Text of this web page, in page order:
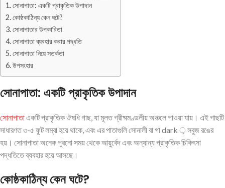
সোনাপাতা: একটি প্রাকৃতিক উপাদান
কোষ্ঠকাঠিন্য কেন ঘটে?
সোনাপাতার উপকারিতা
সোনাপাতা ব্যবহার করার পদ্ধতি
সোনাপাতা নিয়ে সতর্কতা
উপসংহার
সোনাপাতা: একটি প্রাকৃতিক উপাদান
সোনাপাতাএকটি প্রাকৃতিক ঔষধি গাছ, যা মূলত গ্রীষ্মমণ্ডলীয় অঞ্চলে পাওয়া যায়। এই গাছটি
সাধারণত ৩-৫ ফুট লম্বা হয়ে থাকে, এবং এর পাতাগুলি সোনালী বা গা dark ় সবুজ রঙের
হয়। সোনাপাতা অনেক পুরনো সময় থেকে আয়ুর্বেদ এবং অন্যান্য প্রাকৃতিক চিকিৎসা
পদ্ধতিতে ব্যবহার হয়ে আসছে।
কোষ্ঠকাঠিন্য কেন ঘটে?